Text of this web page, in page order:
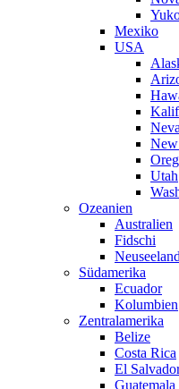
Mexiko
USA
Utah
Ozeanien
Australien
Fidschi
Neuseeland
Südamerika
Ecuador
Kolumbien
Zentralamerika
Belize
Costa Rica
El
Guatemala